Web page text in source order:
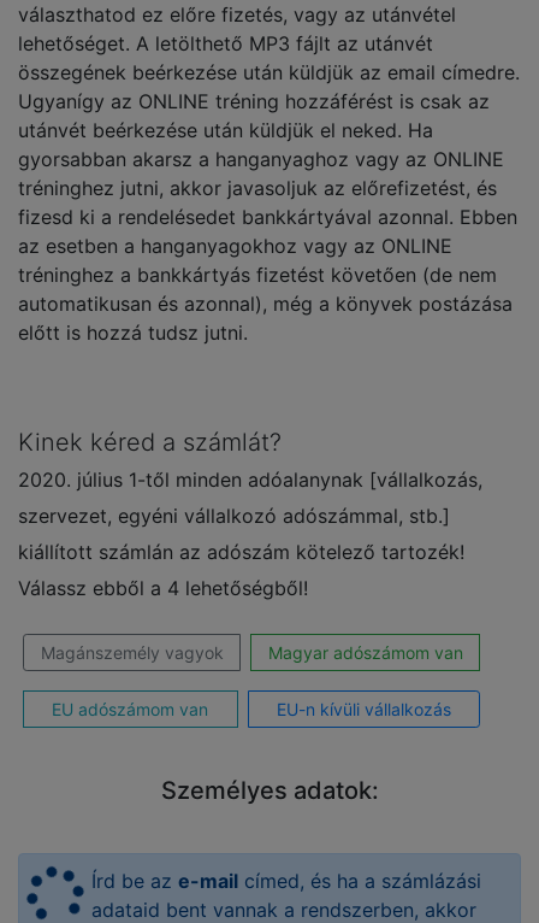
választhatod ez előre fizetés, vagy az utánvétel
lehetőséget. A letölthető MP3 fájlt az utánvét
összegének beérkezése után küldjük az email címedre.
Ugyanígy az ONLINE tréning hozzáférést is csak az
utánvét beérkezése után küldjük el neked. Ha
gyorsabban akarsz a hanganyaghoz vagy az ONLINE
tréninghez jutni, akkor javasoljuk az előrefizetést, és
fizesd ki a rendelésedet bankkártyával azonnal. Ebben
az esetben a hanganyagokhoz vagy az ONLINE
tréninghez a bankkártyás fizetést követően (de nem
automatikusan és azonnal), még a könyvek postázása
előtt is hozzá tudsz jutni.
Kinek kéred a számlát?
2020. július 1-től minden adóalanynak [vállalkozás,
szervezet, egyéni vállalkozó adószámmal, stb.]
kiállított számlán az adószám kötelező tartozék!
Válassz ebből a 4 lehetőségből!
Magánszemély vagyok Magyar adószámom van
EU adószámom van EU-n kívüli vállalkozás
Személyes adatok:
Írd be az e-mail címed, és ha a számlázási
adataid bent vannak a rendszerben, akkor